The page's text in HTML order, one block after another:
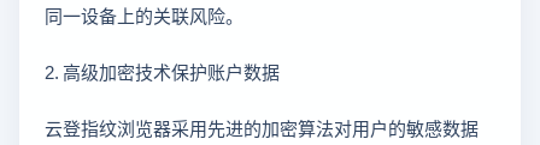
同一设备上的关联风险。
2. 高级加密技术保护账户数据
云登指纹浏览器采用先进的加密算法对用户的敏感数据